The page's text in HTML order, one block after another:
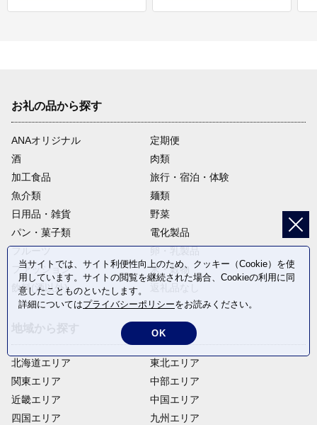
お礼の品から探す
ANAオリジナル
定期便
酒
肉類
加工食品
旅行・宿泊・体験
魚介類
麺類
日用品・雑貨
野菜
パン・菓子類
電化製品
ファッション
米・穀物
飲料(酒以外)
北海道エリア
関東エリア
近畿エリア
四国エリア
東北エリア
中部エリア
中国エリア
九州エリア
当サイトでは、サイト利便性向上のため、クッキー（Cookie）を使
用しています。サイトの閲覧を継続された場合、Cookieの利用に同
意したことものといたします。
詳細についてはプライバシーポリシーをお読みください。
OK